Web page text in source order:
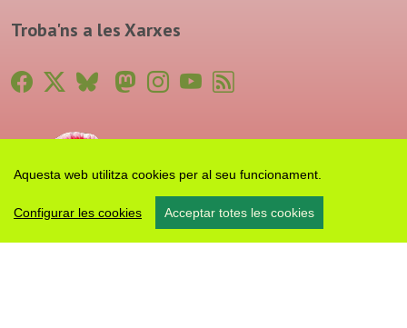
Aquesta web utilitza cookies per al seu funcionament.
Configurar les cookies Acceptar totes les cookies
Troba'ns a les Xarxes